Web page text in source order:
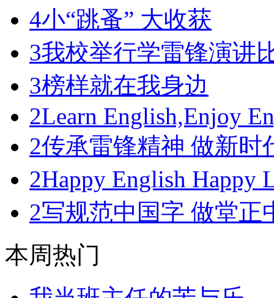
4小“跳蚤” 大收获
3我校举行学雷锋演讲
3榜样就在我身边
2Learn English,Enjoy
2传承雷锋精神 做新时
2Happy English Happy
2写规范中国字 做堂正
本周热门